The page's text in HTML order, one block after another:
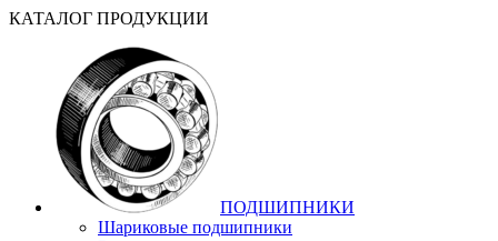
КАТАЛОГ ПРОДУКЦИИ
ПОДШИПНИКИ
Шариковые подшипники